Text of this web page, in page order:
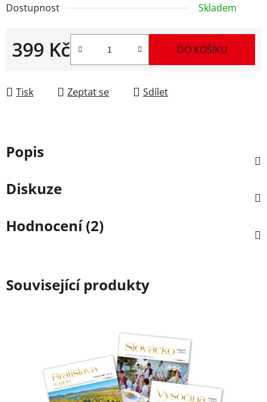
Dostupnost Skladem
399 Kč DO KOŠÍKU
Tisk Zeptat se Sdílet
Popis
Diskuze
Hodnocení (2)
Související produkty